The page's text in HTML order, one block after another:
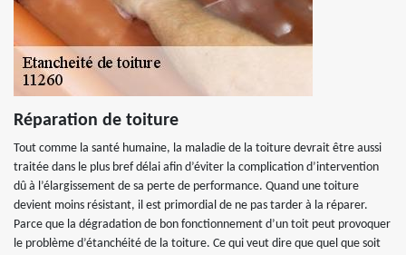
Réparation de toiture
Tout comme la santé humaine, la maladie de la toiture devrait être aussi
traitée dans le plus bref délai afin d’éviter la complication d’intervention
dû à l’élargissement de sa perte de performance. Quand une toiture
devient moins résistant, il est primordial de ne pas tarder à la réparer.
Parce que la dégradation de bon fonctionnement d’un toit peut provoquer
le problème d’étanchéité de la toiture. Ce qui veut dire que quel que soit